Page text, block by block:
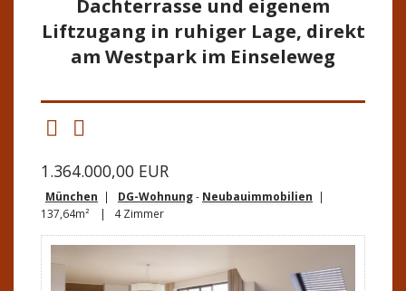
Dachterrasse und eigenem
Liftzugang in ruhiger Lage, direkt
am Westpark im Einseleweg
1.364.000,00 EUR
München DG-Wohnung- Neubauimmobilien
137,64m² | 4 Zimmer